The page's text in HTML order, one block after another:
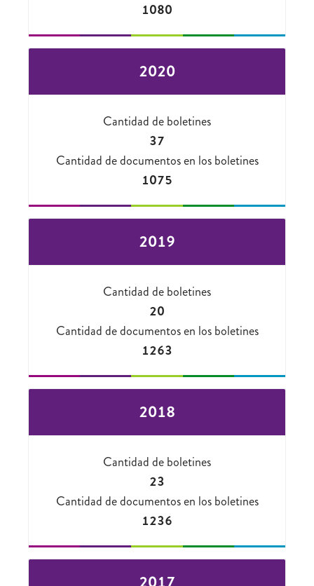
1080
2020
Cantidad de boletines
37
Cantidad de documentos en los boletines
1075
2019
Cantidad de boletines
20
Cantidad de documentos en los boletines
1263
2018
Cantidad de boletines
23
Cantidad de documentos en los boletines
1236